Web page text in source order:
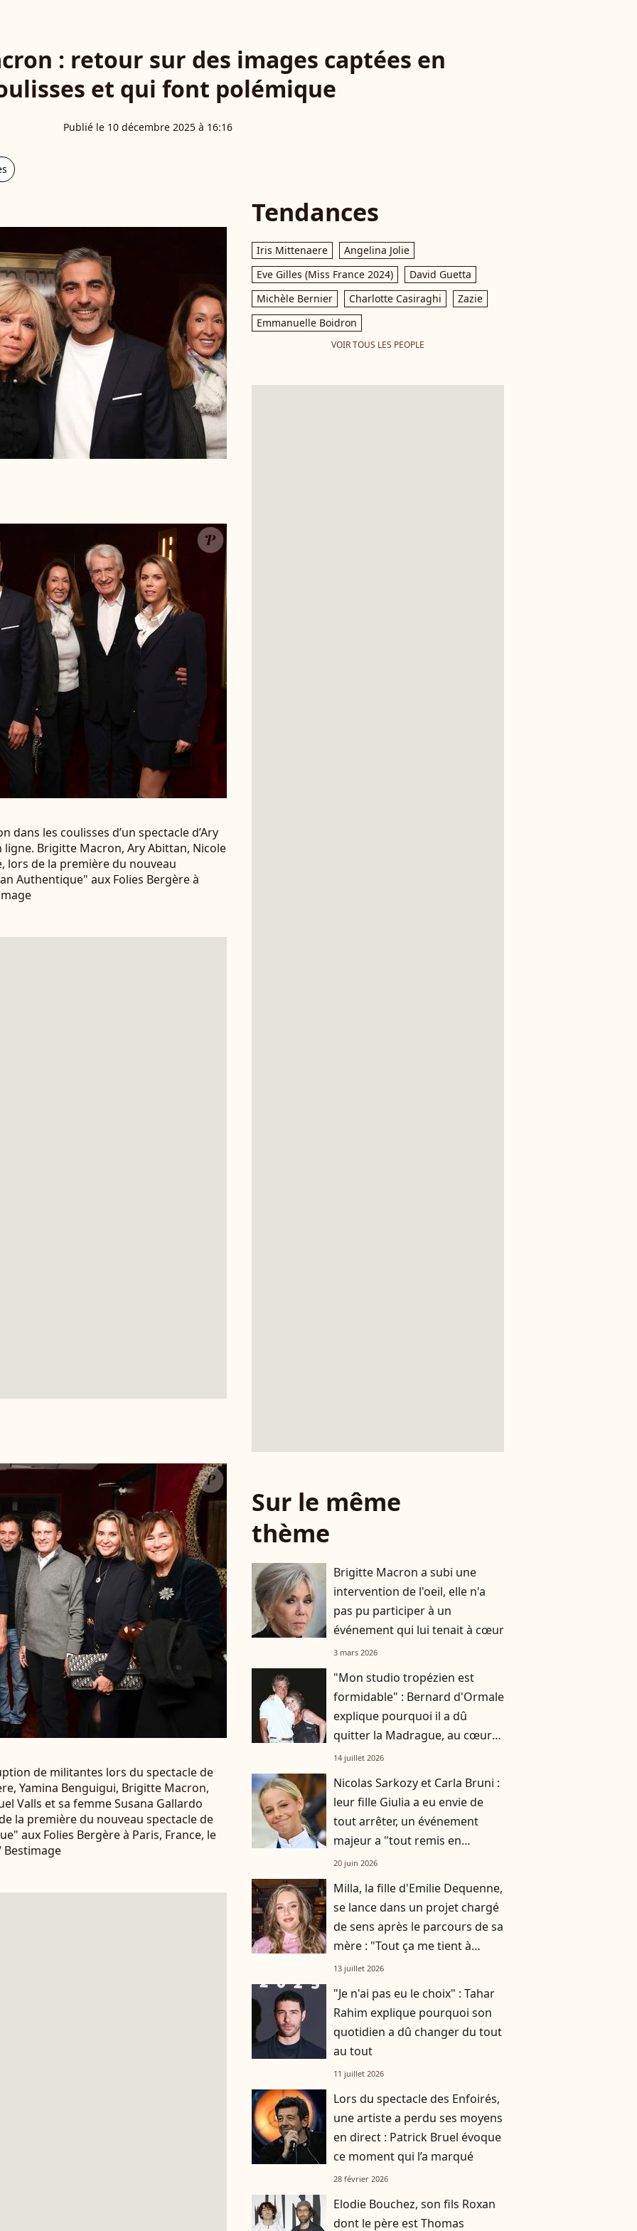
: retour sur des images captées en
et qui font polémique
Publié le 10 décembre 2025 à 16:16
les coulisses d’un spectacle d’Ary
Brigitte Macron, Ary Abittan, Nicole
lors de la première du nouveau
Authentique" aux Folies Bergère à
de militantes lors du spectacle de
Yamina Benguigui, Brigitte Macron,
Valls et sa femme Susana Gallardo
la première du nouveau spectacle de
aux Folies Bergère à Paris, France, le
Bestimage
Tendances
Iris Mittenaere
Angelina Jolie
Eve Gilles (Miss France 2024)
David Guetta
Michèle Bernier
Charlotte Casiraghi
Zazie
Emmanuelle Boidron
VOIR TOUS LES PEOPLE
Sur le même
thème
Brigitte Macron a subi une
intervention de l'oeil, elle n'a
pas pu participer à un
événement qui lui tenait à cœur
3 mars 2026
"Mon studio tropézien est
formidable" : Bernard d'Ormale
explique pourquoi il a dû
quitter la Madrague, au cœur
de l'héritage de Brigitte Bardot
14 juillet 2026
Nicolas Sarkozy et Carla Bruni :
leur fille Giulia a eu envie de
tout arrêter, un événement
majeur a "tout remis en
question"
20 juin 2026
Milla, la fille d'Emilie Dequenne,
se lance dans un projet chargé
de sens après le parcours de sa
mère : "Tout ça me tient à
cœur"
13 juillet 2026
"Je n'ai pas eu le choix" : Tahar
Rahim explique pourquoi son
quotidien a dû changer du tout
au tout
11 juillet 2026
Lors du spectacle des Enfoirés,
une artiste a perdu ses moyens
en direct : Patrick Bruel évoque
ce moment qui l’a marqué
28 février 2026
Elodie Bouchez, son fils Roxan
dont le père est Thomas